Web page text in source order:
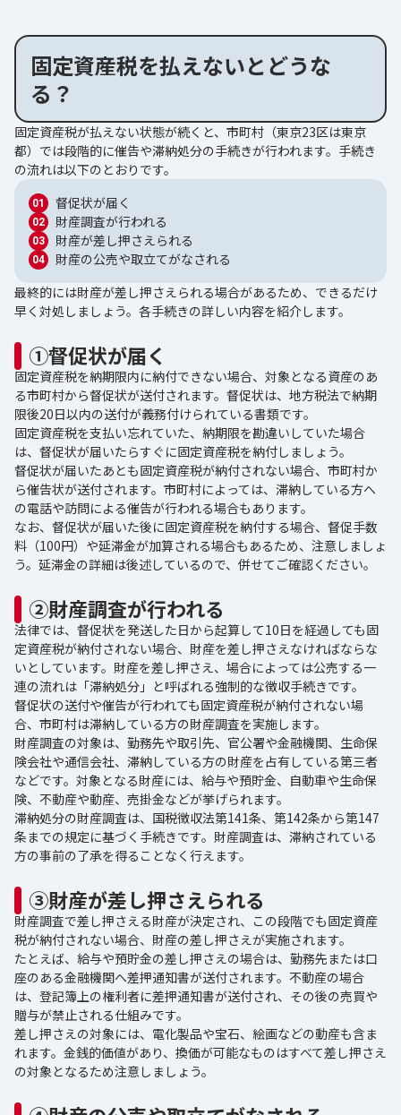
固定資産税を払えないとどうな
る？
固定資産税が払えない状態が続くと、市町村（東京23区は東京
都）では段階的に催告や滞納処分の手続きが行われます。手続き
の流れは以下のとおりです。
督促状が届く
財産調査が行われる
財産が差し押さえられる
財産の公売や取立てがなされる
最終的には財産が差し押さえられる場合があるため、できるだけ
早く対処しましょう。各手続きの詳しい内容を紹介します。
①督促状が届く
固定資産税を納期限内に納付できない場合、対象となる資産のあ
る市町村から督促状が送付されます。督促状は、地方税法で納期
限後20日以内の送付が義務付けられている書類です。
固定資産税を支払い忘れていた、納期限を勘違いしていた場合
は、督促状が届いたらすぐに固定資産税を納付しましょう。
督促状が届いたあとも固定資産税が納付されない場合、市町村か
ら催告状が送付されます。市町村によっては、滞納している方へ
の電話や訪問による催告が行われる場合もあります。
なお、督促状が届いた後に固定資産税を納付する場合、督促手数
料（100円）や延滞金が加算される場合もあるため、注意しましょ
う。延滞金の詳細は後述しているので、併せてご確認ください。
②財産調査が行われる
法律では、督促状を発送した日から起算して10日を経過しても固
定資産税が納付されない場合、財産を差し押さえなければならな
いとしています。財産を差し押さえ、場合によっては公売する一
連の流れは「滞納処分」と呼ばれる強制的な徴収手続きです。
督促状の送付や催告が行われても固定資産税が納付されない場
合、市町村は滞納している方の財産調査を実施します。
財産調査の対象は、勤務先や取引先、官公署や金融機関、生命保
険会社や通信会社、滞納している方の財産を占有している第三者
などです。対象となる財産には、給与や預貯金、自動車や生命保
険、不動産や動産、売掛金などが挙げられます。
滞納処分の財産調査は、国税徴収法第141条、第142条から第147
条までの規定に基づく手続きです。財産調査は、滞納されている
方の事前の了承を得ることなく行えます。
③財産が差し押さえられる
財産調査で差し押さえる財産が決定され、この段階でも固定資産
税が納付されない場合、財産の差し押さえが実施されます。
たとえば、給与や預貯金の差し押さえの場合は、勤務先または口
座のある金融機関へ差押通知書が送付されます。不動産の場合
は、登記簿上の権利者に差押通知書が送付され、その後の売買や
贈与が禁止される仕組みです。
差し押さえの対象には、電化製品や宝石、絵画などの動産も含ま
れます。金銭的価値があり、換価が可能なものはすべて差し押さえ
の対象となるため注意しましょう。